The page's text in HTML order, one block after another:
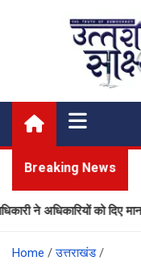
My News Portal
Breaking News
को दिए मानसून के
Home
उत्तराखंड